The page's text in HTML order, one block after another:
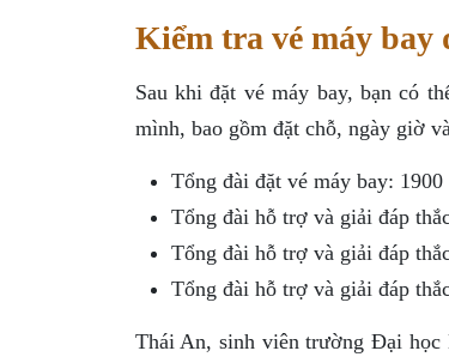
Kiểm tra vé máy
Sau khi đặt vé máy bay, bạn có
mình, bao gồm đặt chỗ, ngày giờ
Tổng đài đặt vé máy bay: 1900
Tổng đài hỗ trợ và giải đáp
Tổng đài hỗ trợ và giải đáp
Tổng đài hỗ trợ và giải đáp
Thái An, sinh viên trường Đại học